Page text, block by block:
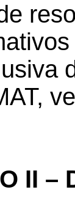
II –